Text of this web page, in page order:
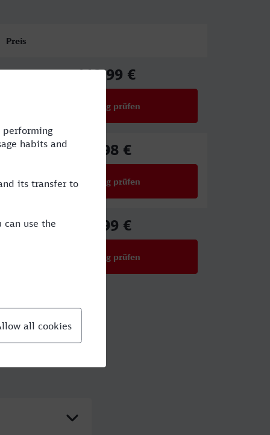
Preis
112,99 €
Verbindung prüfen
77,98 €
Verbindung prüfen
27,99 €
Verbindung prüfen